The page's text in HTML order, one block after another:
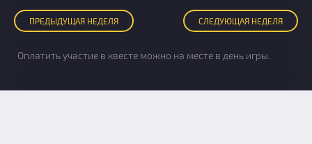
ПРЕДЫДУЩАЯ НЕДЕЛЯ СЛЕДУЮЩАЯ НЕДЕЛЯ
Оплатить участие в квесте можно на месте в день игры.